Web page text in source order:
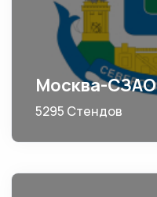
Москва-СЗАО
5295 Стендов